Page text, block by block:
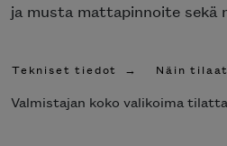
ja musta mattapinnoite sekä
Tekniset tiedot Näin tilaat
Valmistajan koko valikoima